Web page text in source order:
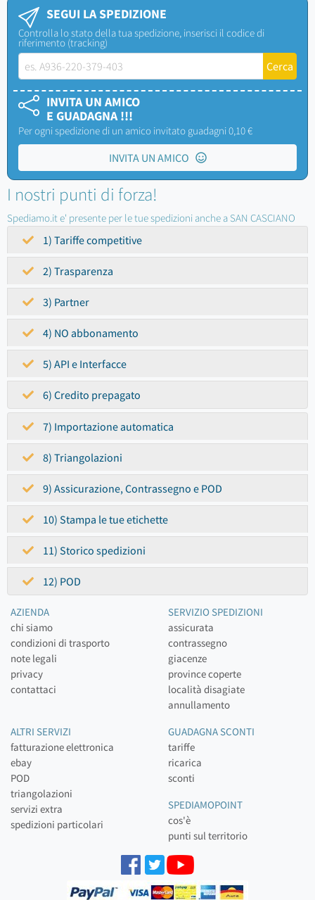
SEGUI LA SPEDIZIONE
Controlla lo stato della tua spedizione, inserisci il codice di
riferimento (tracking)
INVITA UN AMICO
E GUADAGNA !!!
Per ogni spedizione di un amico invitato guadagni 0,10 €
INVITA UN AMICO
I nostri punti di forza!
Spediamo.it e' presente per le tue spedizioni anche a SAN CASCIANO
1) Tariffe competitive
2) Trasparenza
3) Partner
4) NO abbonamento
5) API e Interfacce
6) Credito prepagato
7) Importazione automatica
8) Triangolazioni
9) Assicurazione, Contrassegno e POD
10) Stampa le tue etichette
11) Storico spedizioni
12) POD
AZIENDA
chi siamo
condizioni di trasporto
note legali
privacy
contattaci
SERVIZIO SPEDIZIONI
assicurata
contrassegno
giacenze
province coperte
località disagiate
annullamento
ALTRI SERVIZI
fatturazione elettronica
ebay
POD
triangolazioni
servizi extra
spedizioni particolari
GUADAGNA SCONTI
tariffe
ricarica
sconti
SPEDIAMOPOINT
cos'è
punti sul territorio